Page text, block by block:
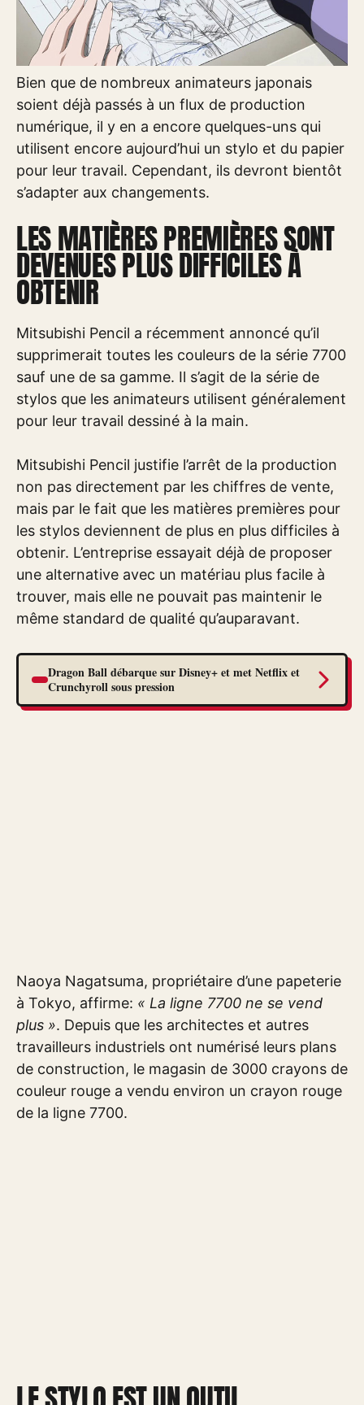
Bien que de nombreux animateurs japonais
soient déjà passés à un flux de production
numérique, il y en a encore quelques-uns qui
utilisent encore aujourd’hui un stylo et du papier
pour leur travail. Cependant, ils devront bientôt
s’adapter aux changements.
LES MATIÈRES PREMIÈRES SONT
DEVENUES PLUS DIFFICILES À
OBTENIR
Mitsubishi Pencil a récemment annoncé qu’il
supprimerait toutes les couleurs de la série 7700
sauf une de sa gamme. Il s’agit de la série de
stylos que les animateurs utilisent généralement
pour leur travail dessiné à la main.
Mitsubishi Pencil justifie l’arrêt de la production
non pas directement par les chiffres de vente,
mais par le fait que les matières premières pour
les stylos deviennent de plus en plus difficiles à
obtenir. L’entreprise essayait déjà de proposer
une alternative avec un matériau plus facile à
trouver, mais elle ne pouvait pas maintenir le
même standard de qualité qu’auparavant.
Dragon Ball débarque sur Disney+ et met Netflix et
Crunchyroll sous pression
Naoya Nagatsuma, propriétaire d’une papeterie
à Tokyo, affirme: « La ligne 7700 ne se vend
plus ». Depuis que les architectes et autres
travailleurs industriels ont numérisé leurs plans
de construction, le magasin de 3000 crayons de
couleur rouge a vendu environ un crayon rouge
de la ligne 7700.